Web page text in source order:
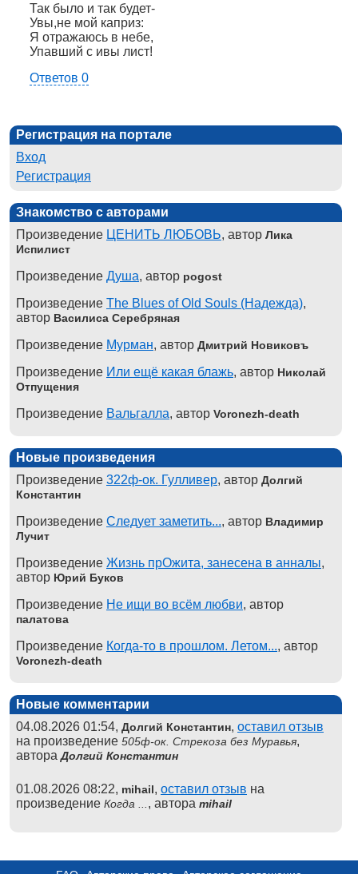
Так было и так будет-
Увы,не мой каприз:
Я отражаюсь в небе,
Упавший с ивы лист!
Ответов 0
Регистрация на портале
Вход
Регистрация
Знакомство с авторами
Произведение ЦЕНИТЬ ЛЮБОВЬ, автор Лика
Испилист
Произведение Душа, автор pogost
Произведение The Blues of Old Souls (Надежда),
автор Василиса Серебряная
Произведение Мурман, автор Дмитрий Новиковъ
Произведение Или ещё какая блажь, автор Николай
Отпущения
Произведение Вальгалла, автор Voronezh-death
Новые произведения
Произведение 322ф-ок. Гулливер, автор Долгий
Константин
Произведение Следует заметить..., автор Владимир
Лучит
Произведение Жизнь прОжита, занесена в анналы,
автор Юрий Буков
Произведение Не ищи во всём любви, автор
палатова
Произведение Когда-то в прошлом. Летом..., автор
Voronezh-death
Новые комментарии
04.08.2026 01:54, Долгий Константин, оставил отзыв
на произведение 505ф-ок. Стрекоза без Муравья,
автораДолгий Константин
01.08.2026 08:22, mihail, оставил отзыв на
произведение Когда ... , автора mihail